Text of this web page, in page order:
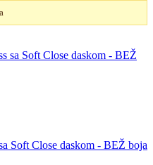
Soft Close daskom - BEŽ boja